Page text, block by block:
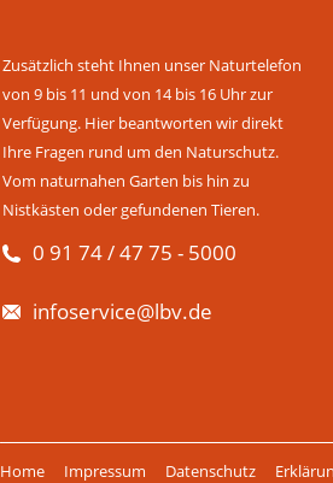
Zusätzlich steht Ihnen unser Naturtelefon
von 9 bis 11 und von 14 bis 16 Uhr zur
Verfügung. Hier beantworten wir direkt
Ihre Fragen rund um den Naturschutz.
Vom naturnahen Garten bis hin zu
Nistkästen oder gefundenen Tieren.
0 91 74 / 47 75 - 5000
infoservice@lbv.de
Home Impressum Datenschutz